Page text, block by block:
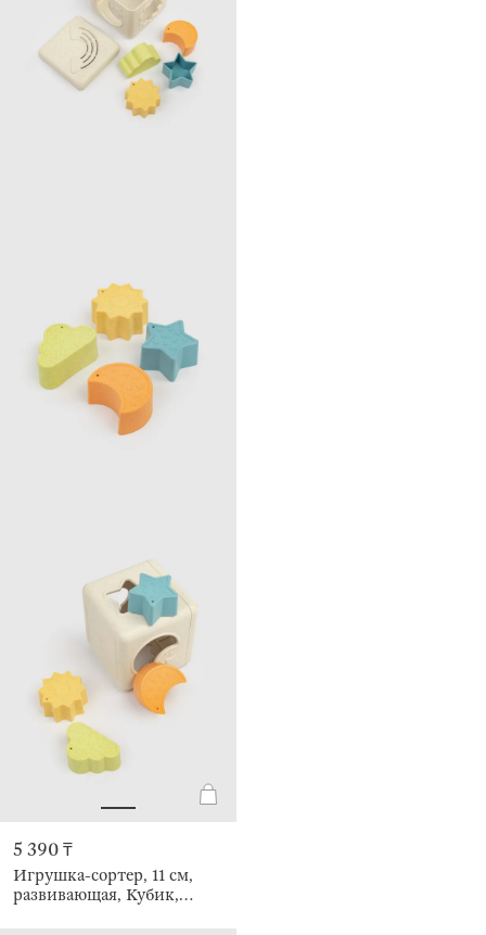
5 390 ₸
Игрушка-сортер, 11 см,
развивающая, Кубик,